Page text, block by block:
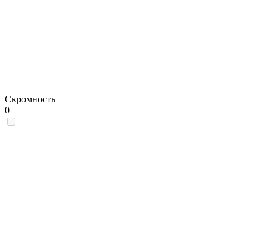
Скромность
0